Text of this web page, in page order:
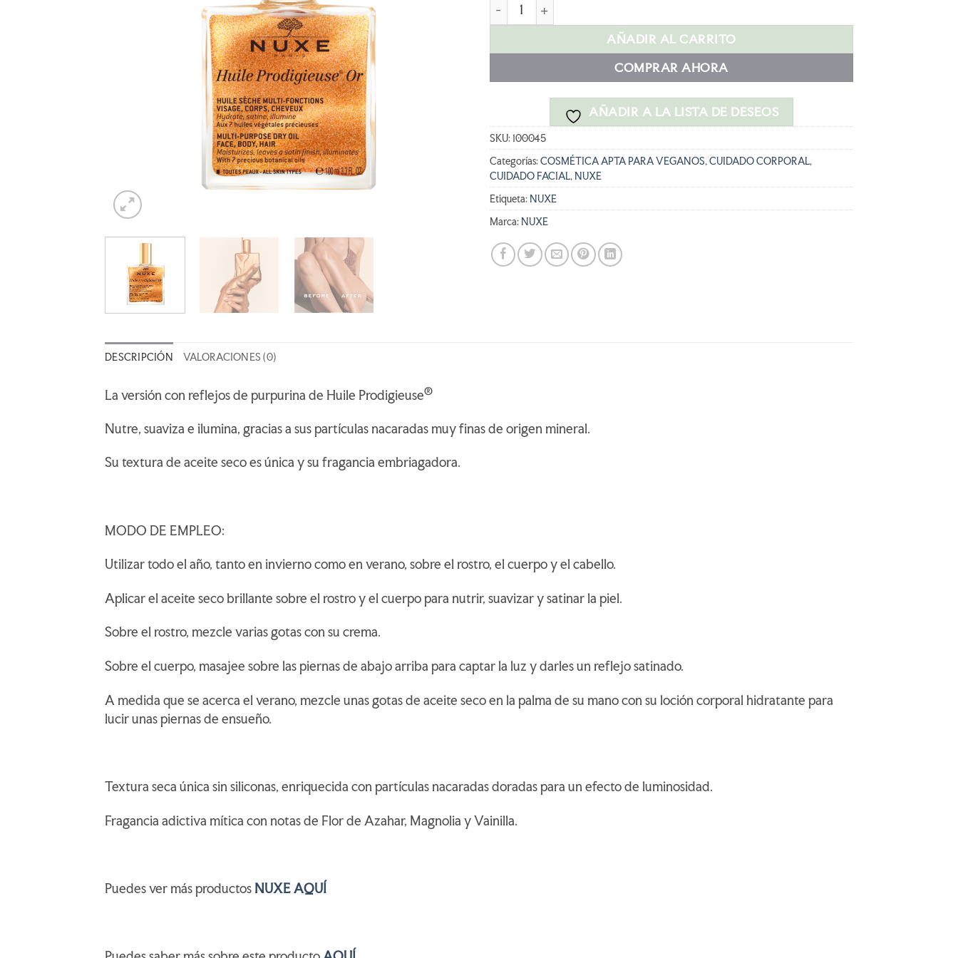
36,90 €.29,52 €.
AÑADIR AL CARRITO
COMPRAR AHORA
AÑADIR A LA LISTA DE DESEOS
SKU:100045
Categorías:COSMÉTICA APTA PARA VEGANOS, CUIDADO CORPORAL,
CUIDADO FACIAL, NUXE
Etiqueta: NUXE
Marca: NUXE
DESCRIPCIÓN VALORACIONES (0)
La versión con reflejos de purpurina de Huile Prodigieuse®
Nutre, suaviza e ilumina, gracias a sus partículas nacaradas muy finas de origen mineral.
Su textura de aceite seco es única y su fragancia embriagadora.
MODO DE EMPLEO:
Utilizar todo el año, tanto en invierno como en verano, sobre el rostro, el cuerpo y el cabello.
Aplicar el aceite seco brillante sobre el rostro y el cuerpo para nutrir, suavizar y satinar la piel.
Sobre el rostro, mezcle varias gotas con su crema.
Sobre el cuerpo, masajee sobre las piernas de abajo arriba para captar la luz y darles un reflejo satinado.
A medida que se acerca el verano, mezcle unas gotas de aceite seco en la palma de su mano con su loción corporal hidratante para
lucir unas piernas de ensueño.
Textura seca única sin siliconas, enriquecida con partículas nacaradas doradas para un efecto de luminosidad.
Fragancia adictiva mítica con notas de Flor de Azahar, Magnolia y Vainilla.
Puedes ver más productos NUXE AQUÍ